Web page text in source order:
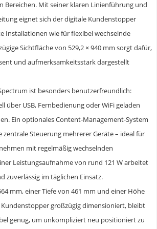
Bereichen. Mit seiner klaren Linienführung und
eignet sich der digitale Kundenstopper
Installationen wie für flexibel wechselnde
Sichtfläche von 529,2 × 940 mm sorgt dafür,
und aufmerksamkeitsstark dargestellt
ist besonders benutzerfreundlich:
über USB, Fernbedienung oder WiFi geladen
Ein optionales Content-Management-System
Steuerung mehrerer Geräte – ideal für
mit regelmäßig wechselnden
Leistungsaufnahme von rund 121 W arbeitet
zuverlässig im täglichen Einsatz.
mm, einer Tiefe von 461 mm und einer Höhe
großzügig dimensioniert, bleibt
genug, um unkompliziert neu positioniert zu